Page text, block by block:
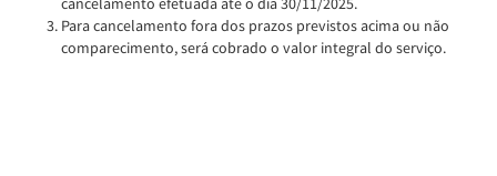
Para cancelamento fora dos prazos previstos acima ou não
comparecimento, será cobrado o valor integral do serviço.